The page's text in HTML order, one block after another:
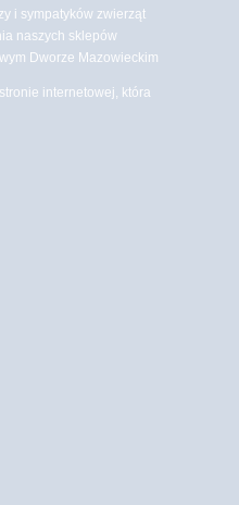
i sympatyków zwierząt
naszych sklepów
Dworze Mazowieckim
internetowej, która